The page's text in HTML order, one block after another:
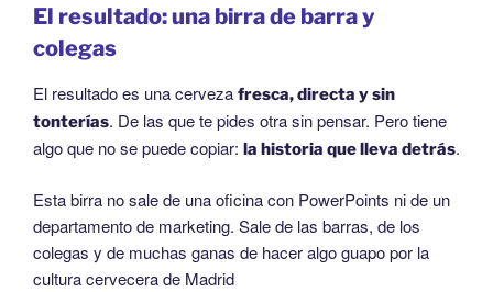
El resultado: una birra de barra y
colegas
El resultado es una cerveza fresca, directa y sin
tonterías. De las que te pides otra sin pensar. Pero tiene
algo que no se puede copiar: la historia que lleva detrás.
Esta birra no sale de una oficina con PowerPoints ni de un
departamento de marketing. Sale de las barras, de los
colegas y de muchas ganas de hacer algo guapo por la
cultura cervecera de Madrid